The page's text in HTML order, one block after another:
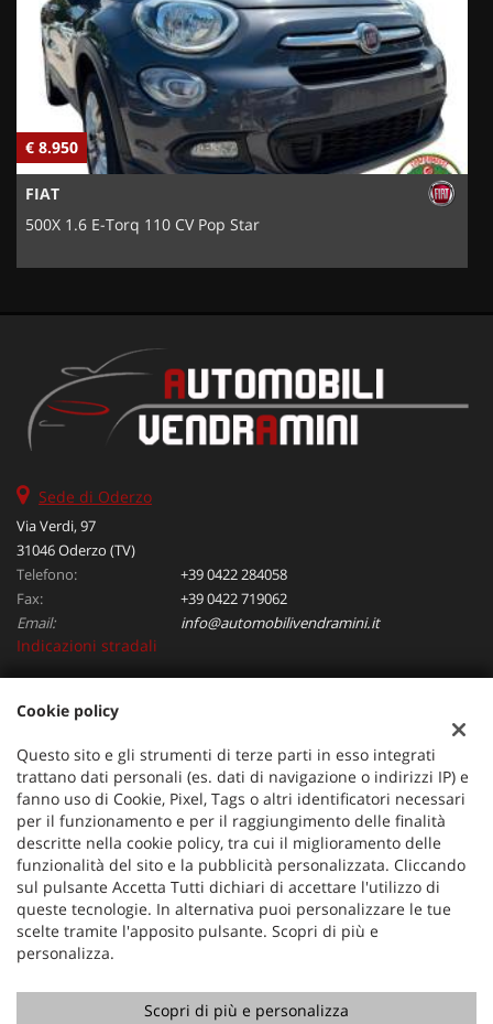
€ 8.950
FIAT
500X 1.6 E-Torq 110 CV Pop Star
Sede di Oderzo
Via Verdi, 97
31046 Oderzo (TV)
Telefono:
+39 0422 284058
Fax:
+39 0422 719062
Email:
info@automobilivendramini.it
Indicazioni stradali
Dati fiscali:
Automobili Vendramini srl
Via Verdi, 97, Oderzo (TV)
C.F/P.IVA:04823130267
Registro delle imprese:TV
Copyright © 2026 GestionaleAuto.com S.r.l., Tutti i diritti
Cookie policy
Questo sito e gli strumenti di terze parti in esso integrati
trattano dati personali (es. dati di navigazione o indirizzi IP) e
fanno uso di Cookie, Pixel, Tags o altri identificatori necessari
per il funzionamento e per il raggiungimento delle finalità
descritte nella cookie policy, tra cui il miglioramento delle
funzionalità del sito e la pubblicità personalizzata. Cliccando
sul pulsante Accetta Tutti dichiari di accettare l'utilizzo di
queste tecnologie. In alternativa puoi personalizzare le tue
scelte tramite l'apposito pulsante. Scopri di più e
personalizza.
Scopri di più e personalizza